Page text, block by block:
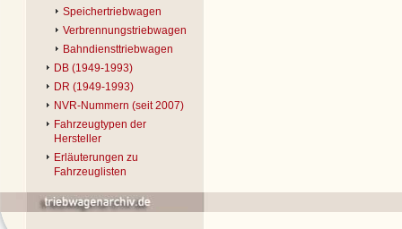
Speichertriebwagen
Verbrennungstriebwagen
Bahndiensttriebwagen
DB (1949-1993)
DR (1949-1993)
NVR-Nummern (seit 2007)
Fahrzeugtypen der
Hersteller
Erläuterungen zu
Fahrzeuglisten